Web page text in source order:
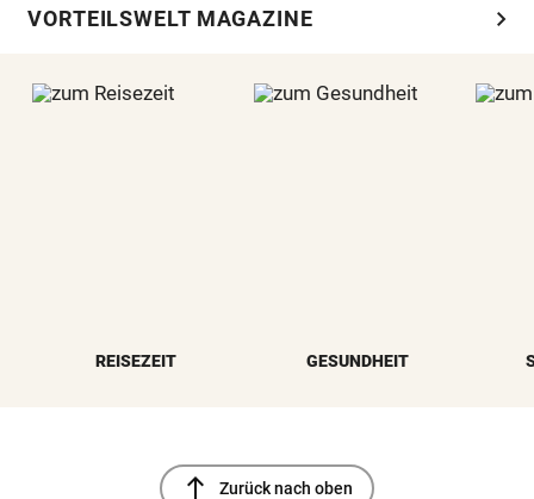
VORTEILSWELT MAGAZINE chevron_right
REISEZEIT GESUNDHEIT
north Zurück nach oben